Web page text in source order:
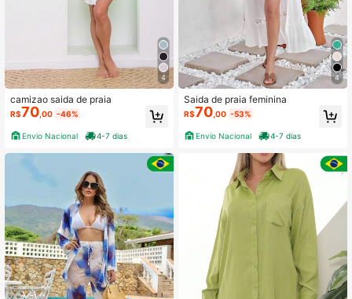
4
camizao saida de praia
R$70 ,00 -46%
Envio Nacional 4-7 dias
4
Saida de praia feminina
R$70 ,00 -53%
Envio Nacional 4-7 dias